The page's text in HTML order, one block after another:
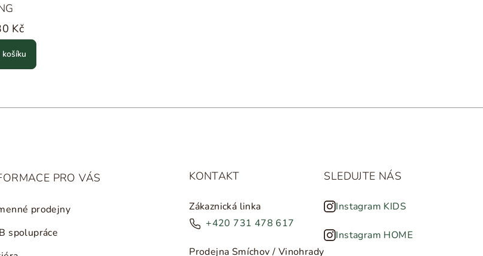
Kč
košíku
PRO VÁS
prodejny
spolupráce
KONTAKT
Zákaznická linka
+420 731 478 617
Prodejna Smíchov / Vinohrady
SLEDUJTE NÁS
Instagram KIDS
Instagram HOME